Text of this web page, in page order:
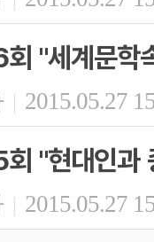
"세계문학
| 2015.05.27
"현대인과
| 2015.05.27